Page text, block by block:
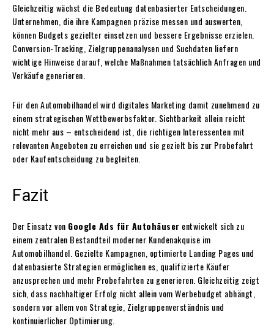
Gleichzeitig wächst die Bedeutung datenbasierter Entscheidungen.
Unternehmen, die ihre Kampagnen präzise messen und auswerten,
können Budgets gezielter einsetzen und bessere Ergebnisse erzielen.
Conversion-Tracking, Zielgruppenanalysen und Suchdaten liefern
wichtige Hinweise darauf, welche Maßnahmen tatsächlich Anfragen und
Verkäufe generieren.
Für den Automobilhandel wird digitales Marketing damit zunehmend zu
einem strategischen Wettbewerbsfaktor. Sichtbarkeit allein reicht
nicht mehr aus – entscheidend ist, die richtigen Interessenten mit
relevanten Angeboten zu erreichen und sie gezielt bis zur Probefahrt
oder Kaufentscheidung zu begleiten.
Fazit
Der Einsatz von Google Ads für Autohäuser entwickelt sich zu
einem zentralen Bestandteil moderner Kundenakquise im
Automobilhandel. Gezielte Kampagnen, optimierte Landing Pages und
datenbasierte Strategien ermöglichen es, qualifizierte Käufer
anzusprechen und mehr Probefahrten zu generieren. Gleichzeitig zeigt
sich, dass nachhaltiger Erfolg nicht allein vom Werbebudget abhängt,
sondern vor allem von Strategie, Zielgruppenverständnis und
kontinuierlicher Optimierung.